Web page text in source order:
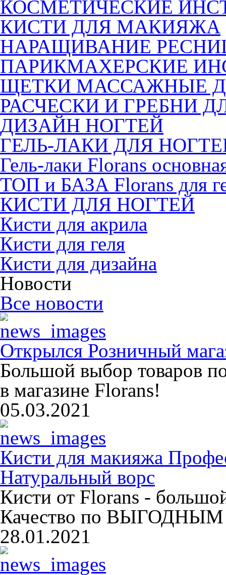
КОСМЕТИЧЕСКИЕ
КИСТИ ДЛЯ МАКИЯЖА
НАРАЩИВАНИЕ
ПАРИКМАХЕРСКИЕ
ЩЕТКИ МАССАЖНЫЕ
РАСЧЕСКИ И ГРЕБНИ
ДИЗАЙН НОГТЕЙ
ГЕЛЬ-ЛАКИ ДЛЯ
Гель-лаки Florans
ТОП и БАЗА Florans для
КИСТИ ДЛЯ НОГТЕЙ
Кисти для акрила
Кисти для геля
Кисти для дизайна
Новости
Все новости
Открылся Розничный
Большой выбор товаров
в магазине Florans!
05.03.2021
Кисти для макияжа
Натуральный ворс
Кисти от Florans -
Качество по ВЫГОДНЫМ
28.01.2021